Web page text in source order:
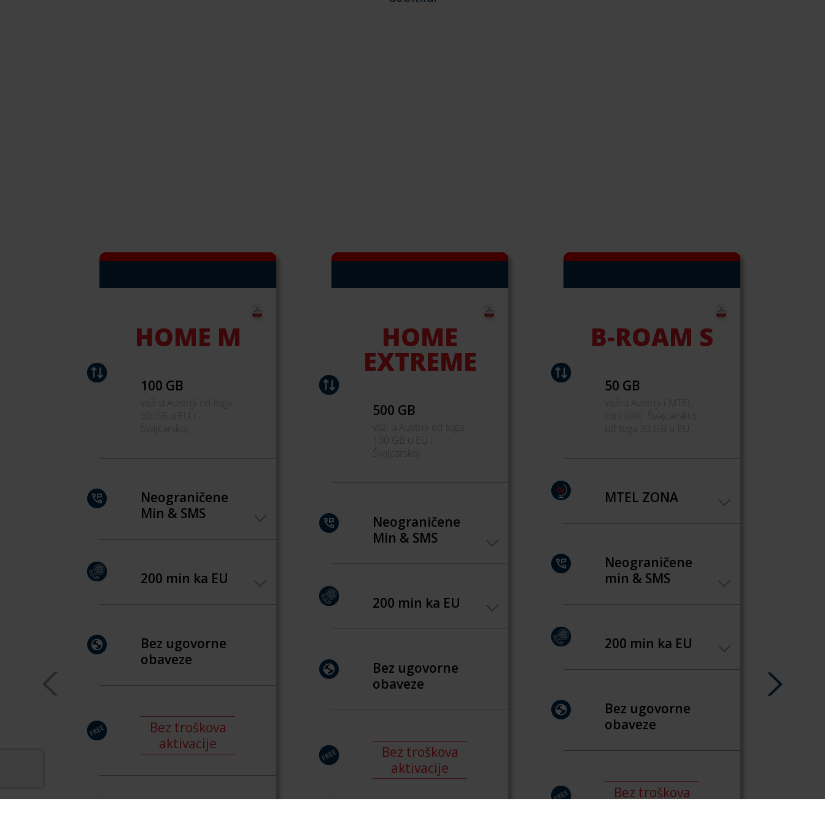
HOME M
100 GB
važi u Austriji od toga
50 GB u EU i
Švajcarskoj
Neograničene
Min & SMS
200 min ka EU
Bez ugovorne
obaveze
Bez troškova
aktivacije
HOME
EXTREME
500 GB
važi u Austriji od toga
100 GB u EU i
Švajcarskoj
Neograničene
Min & SMS
200 min ka EU
Bez ugovorne
obaveze
Bez troškova
aktivacije
B-ROAM S
50 GB
važi u Austriji i MTEL
zoni (uklj. Švajcarsku)
od toga 30 GB u EU.
MTEL ZONA
Neograničene
min & SMS
200 min ka EU
Bez ugovorne
obaveze
Bez troškova